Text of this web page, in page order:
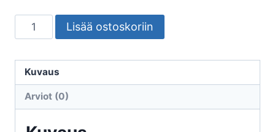
SEINÄVALAISIN
ULKO
SQUARE
UPDOWN
Lisää ostoskoriin
Kuvaus
Arviot (0)